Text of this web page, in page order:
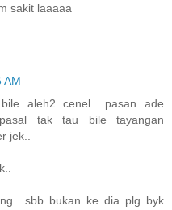
sakit laaaaa
AM
aleh2 cenel.. pasan ade
tak tau bile tayangan
jek..
sbb bukan ke dia plg byk